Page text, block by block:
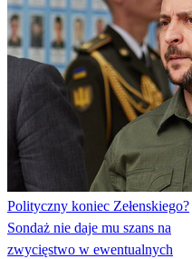
Polityczny koniec Zełenskiego?
Sondaż nie daje mu szans na
zwycięstwo w ewentualnych